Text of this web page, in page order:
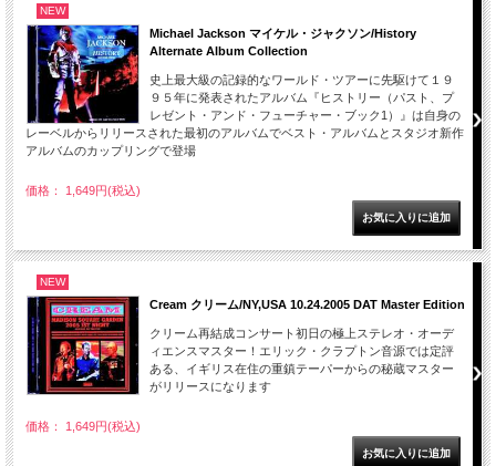
NEW
Michael Jackson マイケル・ジャクソン/History
Alternate Album Collection
史上最大級の記録的なワールド・ツアーに先駆けて１９
９５年に発表されたアルバム『ヒストリー（パスト、プ
レゼント・アンド・フューチャー・ブック1）』は自身の
レーベルからリリースされた最初のアルバムでベスト・アルバムとスタジオ新作
アルバムのカップリングで登場
価格： 1,649円(税込)
NEW
Cream クリーム/NY,USA 10.24.2005 DAT Master Edition
クリーム再結成コンサート初日の極上ステレオ・オーデ
ィエンスマスター！エリック・クラプトン音源では定評
ある、イギリス在住の重鎮テーパーからの秘蔵マスター
がリリースになります
価格： 1,649円(税込)